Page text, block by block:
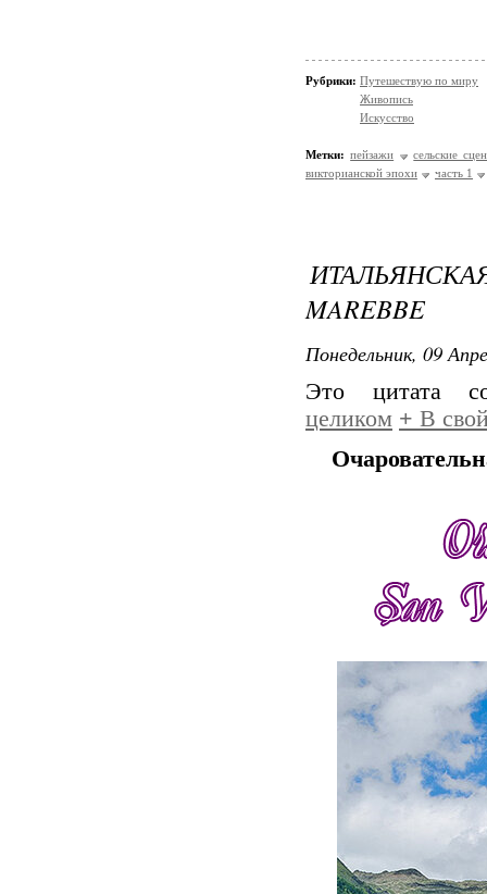
Рубрики: Путешествую по миру
Живопись
Искусство
Метки: пейзажи
сельские
викторианской эпохи
часть 1
MAREBBE
Понедельник, 09
Это цитата
целиком + В